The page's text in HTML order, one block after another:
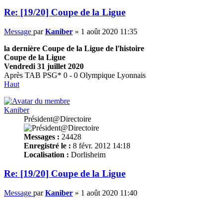
Re: [19/20] Coupe de la Ligue
Message parKaniber » 1 août 2020 11:35
la dernière Coupe de la Ligue de l'histoire
Coupe de la Ligue
Vendredi 31 juillet 2020
Après TAB PSG* 0 - 0 Olympique Lyonnais
Haut
Kaniber
Président@Directoire
Messages : 24428
Enregistré le : 8 févr. 2012 14:18
Localisation : Dorlisheim
Re: [19/20] Coupe de la Ligue
Message parKaniber » 1 août 2020 11:40